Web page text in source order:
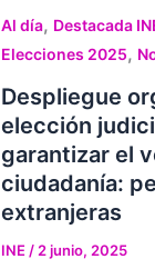
Al día, Destacada
Elecciones 2025,
Despliegue
elección
garantizar el
ciudadanía:
extranjeras
INE / 2 junio, 2025